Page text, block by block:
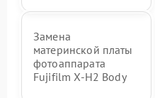
Замена
материнской платы
фотоаппарата
Fujifilm X-H2 Body